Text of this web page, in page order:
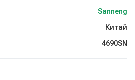
Sanneng
Китай
4690SN